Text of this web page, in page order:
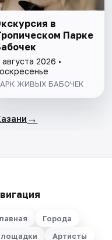
в
Парке
2026 •
ЖИВЫХ БАБОЧЕК
→
Города
Артисты